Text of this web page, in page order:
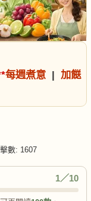
*每週煮意 | 加餸
數: 1607
1／10